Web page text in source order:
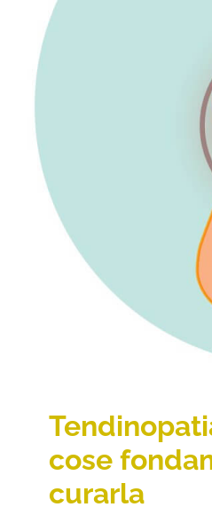
cose
curarla